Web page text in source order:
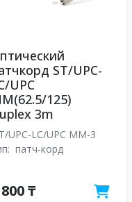
ST/UPC-
UPC
125)
3m
UPC-LC/UPC MM-3
патч-корд
₸